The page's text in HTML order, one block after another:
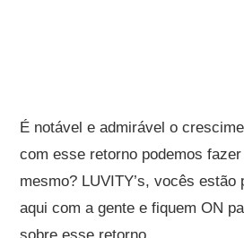
É notável e admirável o
com esse retorno podemos
mesmo? LUVITY’s, vocês estão
aqui com a gente e fiquem ON